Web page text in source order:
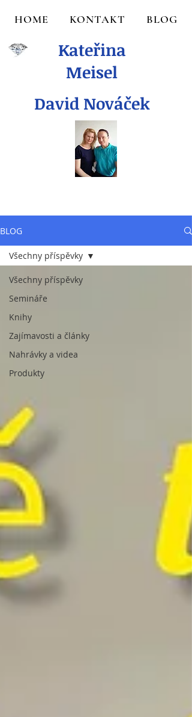
HOME KONTAKT BLOG
Kateřina
Meisel
David Nováček
BLOG
Všechny příspěvky
Semináře
Knihy
Zajímavosti a články
Nahrávky a videa
Produkty
Všechny příspěvky